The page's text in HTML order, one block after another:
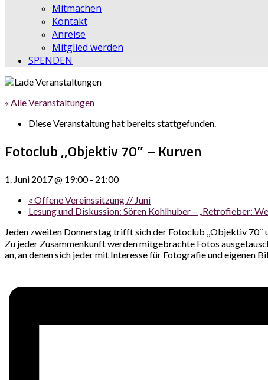
Mitmachen
Kontakt
Anreise
Mitglied werden
SPENDEN
« Alle Veranstaltungen
Diese Veranstaltung hat bereits stattgefunden.
Fotoclub ,,Objektiv 70″ – Kurven
1. Juni 2017 @ 19:00- 21:00
« Offene Vereinssitzung // Juni
Lesung und Diskussion: Sören Kohlhuber – „Retrofieber:
Jeden zweiten Donnerstag trifft sich der Fotoclub ,,Objektiv 70″
Zu jeder Zusammenkunft werden mitgebrachte Fotos
an, an denen sich jeder mit Interesse für Fotografie und eigenen